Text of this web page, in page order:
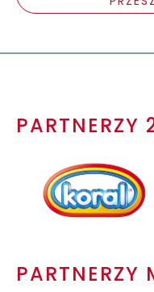
PARTNERZY